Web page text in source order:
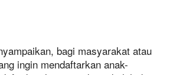
bagi masyarakat atau
ingin mendaftarkan anak-